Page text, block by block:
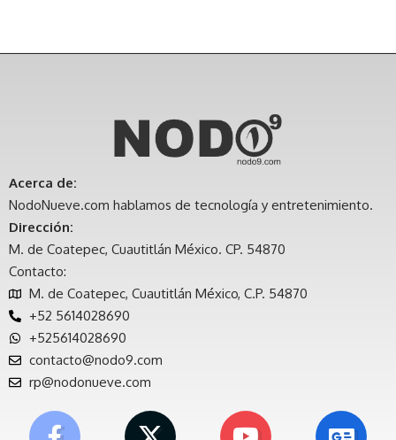
Acerca de:
NodoNueve.com hablamos de tecnología y entretenimiento.
Dirección:
M. de Coatepec, Cuautitlán México. CP. 54870
Contacto:
M. de Coatepec, Cuautitlán México, C.P. 54870
+52 5614028690
+525614028690
contacto@nodo9.com
rp@nodonueve.com